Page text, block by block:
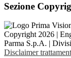
Sezione
Copyright 2026 |
Parma S.p.A. |
Disclaimer